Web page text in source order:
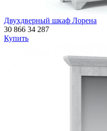
Двухдверный шкаф Лорена
30 866 34 287
Купить